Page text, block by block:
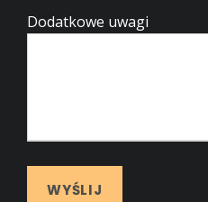
Dodatkowe uwagi